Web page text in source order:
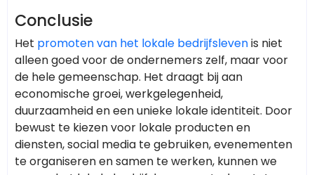
Conclusie
Het promoten van het lokale bedrijfslevenis niet
alleen goed voor de ondernemers zelf, maar voor
de hele gemeenschap. Het draagt bij aan
economische groei, werkgelegenheid,
duurzaamheid en een unieke lokale identiteit. Door
bewust te kiezen voor lokale producten en
diensten, social media te gebruiken, evenementen
te organiseren en samen te werken, kunnen we